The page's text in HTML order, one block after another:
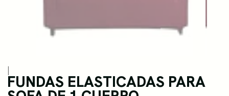
FUNDAS ELASTICADAS PARA